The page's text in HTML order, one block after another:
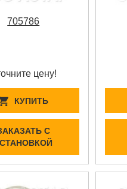
705786
цену!
КУПИТЬ
С